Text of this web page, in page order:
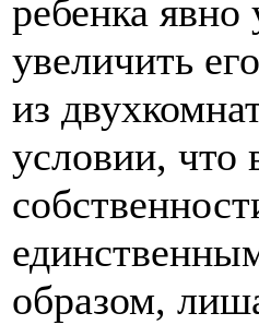
ребенка
увеличить
из
условии, что
образом,